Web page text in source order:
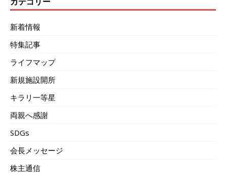
新着情報
特集記事
ライフマップ
新規施設開所
キラリ一等星
両親へ感謝
SDGs
会長メッセージ
株主通信